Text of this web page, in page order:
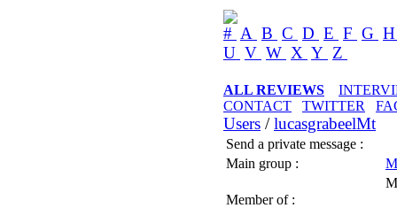
# A B C D E F G
U V W X Y Z
ALL REVIEWS
CONTACT
TWITTER
Users /lucasgrabeelMt
Send a private message :
Main group :
Member of :